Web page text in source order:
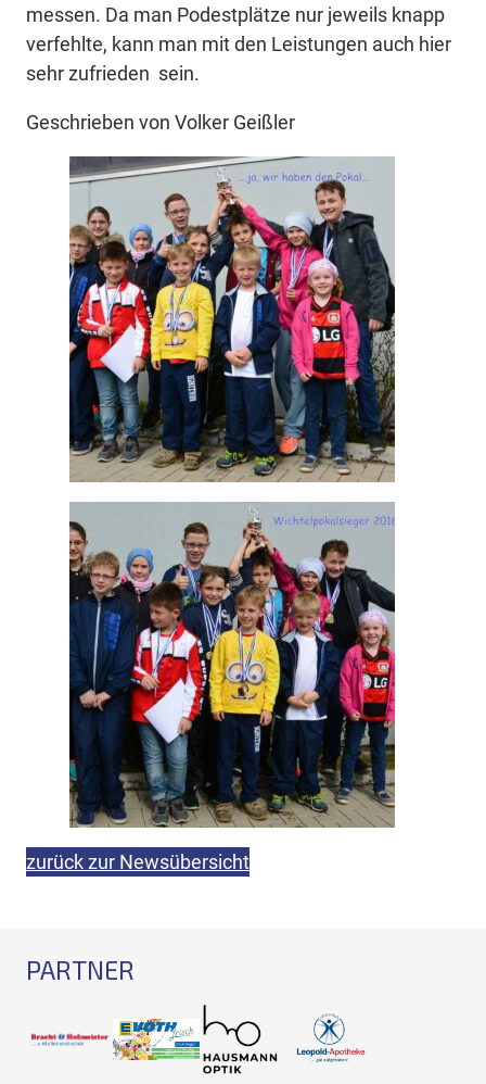
messen. Da man Podestplätze nur jeweils knapp
verfehlte, kann man mit den Leistungen auch hier
sehr zufrieden sein.
Geschrieben von Volker Geißler
zurück zur Newsübersicht
PARTNER